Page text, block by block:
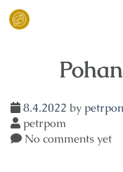
Skip
8.4.2022 by
petrpom
No comments yet